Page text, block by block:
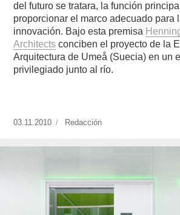
del futuro se tratara, la función
proporcionar el marco adecuado para
innovación. Bajo esta premisa
Architects conciben el proyecto de la
Arquitectura de Umeå (Suecia) en un
privilegiado junto al río.
Publicado
03.11.2010 https://www.experimenta.es/
Redacción